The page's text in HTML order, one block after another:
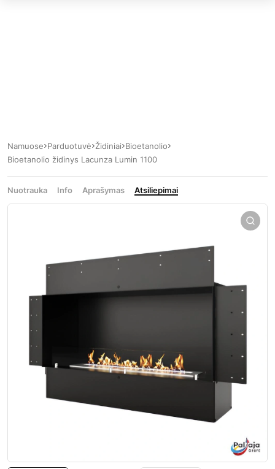
Namuose Parduotuvė Židiniai Bioetanolio
Bioetanolio židinys Lacunza Lumin 1100
Nuotrauka Info Aprašymas Atsiliepimai